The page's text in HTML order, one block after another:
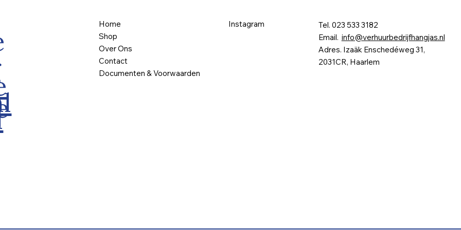
Home
Shop
Over Ons
Contact
Documenten & Voorwaarden
Instagram
Tel. 023 533 3182
Email. info@verhuurbedrijfhangjas.nl
Adres. Izaäk Enschedéweg 31,
2031CR, Haarlem